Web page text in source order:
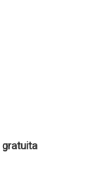
gratuita